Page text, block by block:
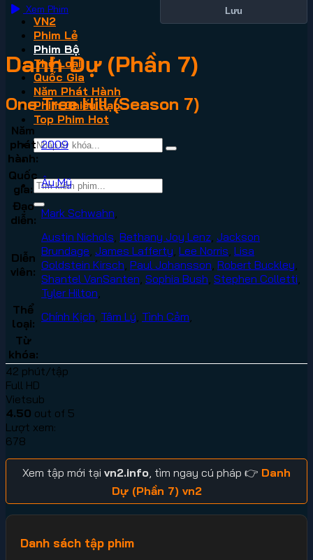
VN2
Phim Lẻ
Phim Bộ
Thể Loại
Quốc Gia
Năm Phát Hành
Phim Chiếu Rạp
Top Phim Hot
Xem Phim Lưu
Danh Dự (Phần 7)
One Tree Hill (Season 7)
Năm
phát
hành:
2009
Quốc
gia:
Âu Mỹ
Đạo
diễn: Mark Schwahn
Diễn
viên:
Austin Nichols Bethany Joy Lenz Jackson
Brundage James Lafferty Lee Norris Lisa
Goldstein Kirsch Paul Johansson Robert Buckley
Shantel VanSanten Sophia Bush Stephen Colletti
Tyler Hilton
Thể
loại: Chính Kịch Tâm Lý Tình Cảm
Từ
khóa:
42 phút/tập
Full HD
Vietsub
4.50 out of 5
Lượt xem:
678
Xem tập mới tại vn2.info , tìm ngay cú pháp 👉 Danh
Dự (Phần 7) vn2
Danh sách tập phim